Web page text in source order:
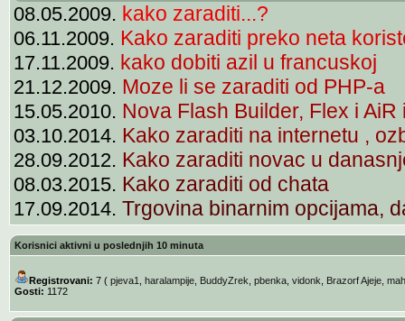
08.05.2009. kako zaraditi...?
06.11.2009. Kako zaraditi preko neta
17.11.2009. kako dobiti azil u francuskoj
21.12.2009. Moze li se zaraditi od PHP-a
15.05.2010. Nova Flash Builder, Flex i AiR
03.10.2014. Kako zaraditi na internetu ,
28.09.2012. Kako zaraditi novac u
08.03.2015. Kako zaraditi od chata
17.09.2014. Trgovina binarnim opcijama,
Korisnici aktivni u poslednjih 10 minuta
Registrovani: 7 ( pjeva1 haralampije, BuddyZrek pbenka, vidonk Brazorf Ajeje,
Gosti: 1172